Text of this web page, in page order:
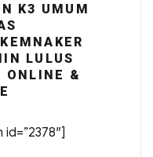
K3 UMUM
LULUS
ONLINE &